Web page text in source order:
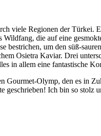
viele Regionen der
die auf eine
bestrichen, um den süß-
Osietra Kaviar. Drei
in allem eine fantastische
Gourmet-Olymp, den es in
Ich bin so stolz